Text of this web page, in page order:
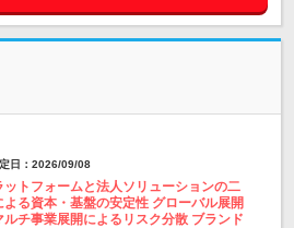
日：2026/09/08
トフォームと法人ソリューションの二
る資本・基盤の安定性 グローバル展開
チ事業展開によるリスク分散 ブランド